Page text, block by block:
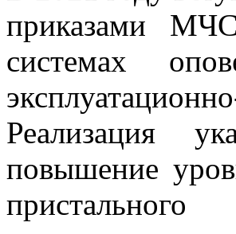
приказами
системах
Реализация
повышение